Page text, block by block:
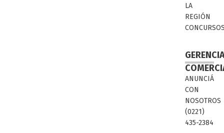
LA
REGIÓN
ANUNCIÁ
CON
NOSOTROS
(0221)
435-2384